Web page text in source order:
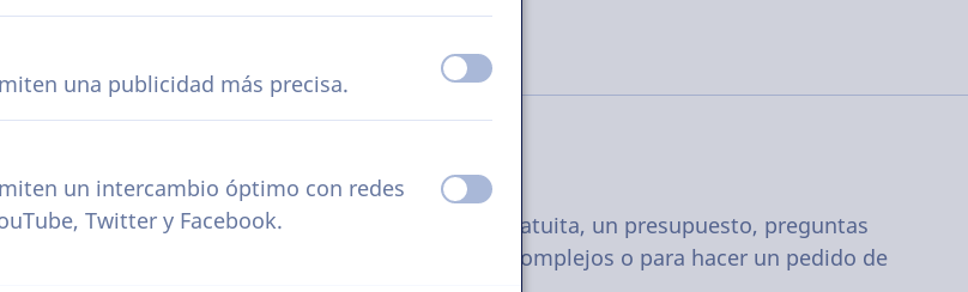
No rellenar este campo.
¡Pregúntanos cualquier cosa!
Contáctenos para una grabación de prueba gratuita, un presupuesto, preguntas
sobre nuestro método de trabajo, proyectos complejos o para hacer un pedido de
una publicidad más precisa. apagado
encendido
un intercambio óptimo con redes
Twitter y Facebook.
apagado
encendido